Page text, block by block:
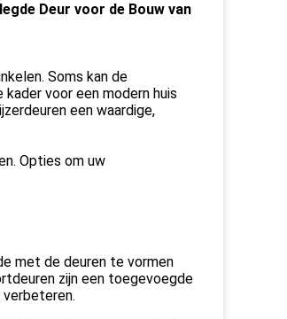
Deur voor de Bouw van
Soms kan de
voor een modern huis
een waardige,
Opties om uw
met de deuren te vormen
zijn een toegevoegde
verbeteren.